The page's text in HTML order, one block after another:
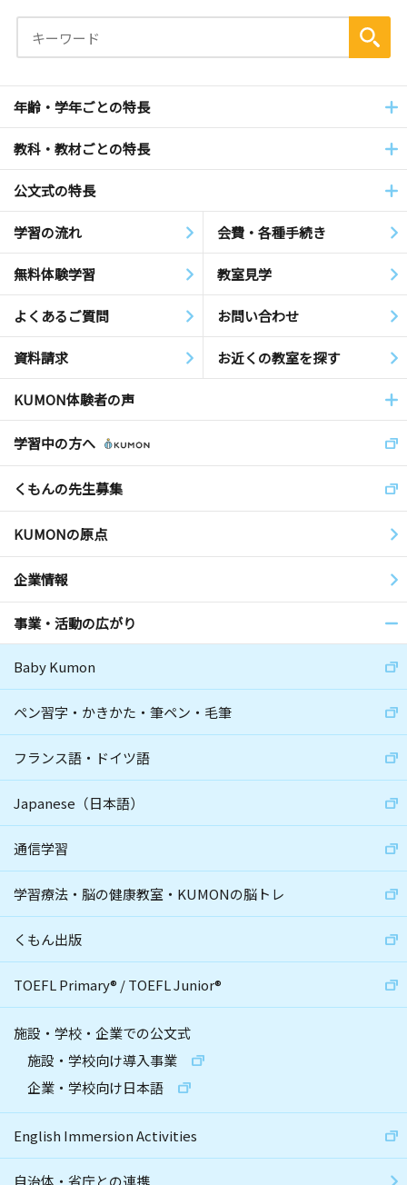
年齢・学年ごとの特長
教科・教材ごとの特長
公文式の特長
学習の流れ 会費・各種手続き
無料体験学習 教室見学
よくあるご質問 お問い合わせ
資料請求 お近くの教室を探す
KUMON体験者の声
学習中の方へ
くもんの先生募集
KUMONの原点
企業情報
事業・活動の広がり
Baby Kumon
ペン習字・かきかた・筆ペン・毛筆
フランス語・ドイツ語
Japanese（日本語）
通信学習
学習療法・脳の健康教室・KUMONの脳トレ
くもん出版
TOEFL Primary® /TOEFL Junior®
施設・学校・企業での公文式
施設・学校向け導入事業
企業・学校向け日本語
English Immersion Activities
自治体・省庁との連携